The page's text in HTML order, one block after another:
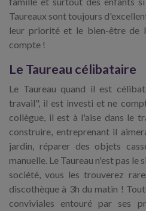
Taureaux sont toujours
leur priorité et le bien-être de
compte !
Le Taureau célibataire
Le Taureau quand il est
travail", il est investi et ne
collègue, il est à l'aise dans le
construire, entreprenant il
jardin, réparer des objets
manuelle. Le Taureau n'est pas le
société, vous les trouverez
discothèque à 3h du matin !
conviviales entouré par ses